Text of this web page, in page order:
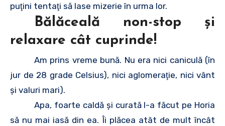
puţini tentaţi să lase mizerie în urma lor.
Bălăceală non-stop şi
relaxare cât cuprinde!
Am prins vreme bună. Nu era nici caniculă (în
jur de 28 grade Celsius), nici aglomeraţie, nici vânt
şi valuri mari).
Apa, foarte caldă şi curată l-a făcut pe Horia
să nu mai iasă din ea. Îi plăcea atât de mult încât